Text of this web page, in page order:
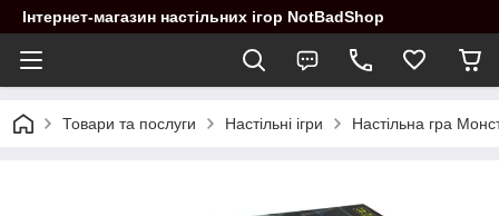
Інтернет-магазин настільних ігор NotBadShop
Товари та послуги Настільні ігри Настільна гра